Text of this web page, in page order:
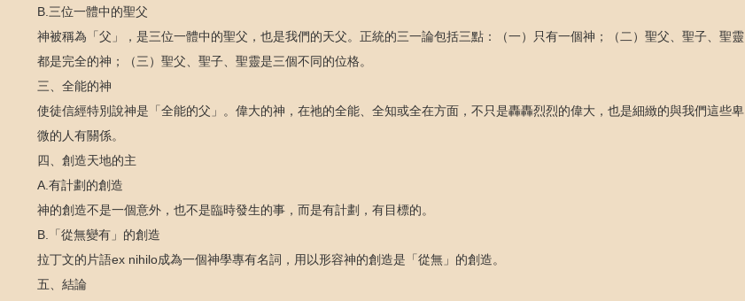
B.三位一體中的聖父
神被稱為「父」，是三位一體中的聖父，也是我們的天父。正統的三一論包括三點：（一）只有一個神；（二）聖父、聖子、聖靈
都是完全的神；（三）聖父、聖子、聖靈是三個不同的位格。
三、全能的神
使徒信經特別說神是「全能的父」。偉大的神，在祂的全能、全知或全在方面，不只是轟轟烈烈的偉大，也是細緻的與我們這些卑
微的人有關係。
四、創造天地的主
A.有計劃的創造
神的創造不是一個意外，也不是臨時發生的事，而是有計劃，有目標的。
B.「從無變有」的創造
拉丁文的片語ex nihilo成為一個神學專有名詞，用以形容神的創造是「從無」的創造。
五、結論